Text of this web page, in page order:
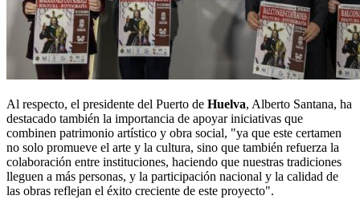
Al respecto, el presidente del Puerto de Huelva, Alberto Santana, ha
destacado también la importancia de apoyar iniciativas que
combinen patrimonio artístico y obra social, "ya que este certamen
no solo promueve el arte y la cultura, sino que también refuerza la
colaboración entre instituciones, haciendo que nuestras tradiciones
lleguen a más personas, y la participación nacional y la calidad de
las obras reflejan el éxito creciente de este proyecto".